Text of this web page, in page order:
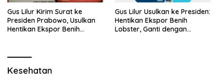
Gus Lilur Kirim Surat ke
Presiden Prabowo, Usulkan
Hentikan Ekspor Benih
Gus Lilur Usulkan ke Presiden:
Hentikan Ekspor Benih
Lobster, Ganti dengan
Kesehatan